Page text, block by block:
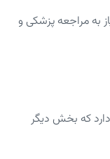
به مراجعه پزشکی و
که بخش دیگر